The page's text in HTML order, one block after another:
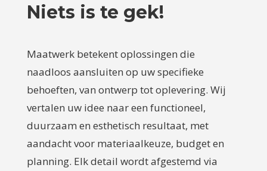
Niets is te gek!
Maatwerk betekent oplossingen die
naadloos aansluiten op uw specifieke
behoeften, van ontwerp tot oplevering. Wij
vertalen uw idee naar een functioneel,
duurzaam en esthetisch resultaat, met
aandacht voor materiaalkeuze, budget en
planning. Elk detail wordt afgestemd via